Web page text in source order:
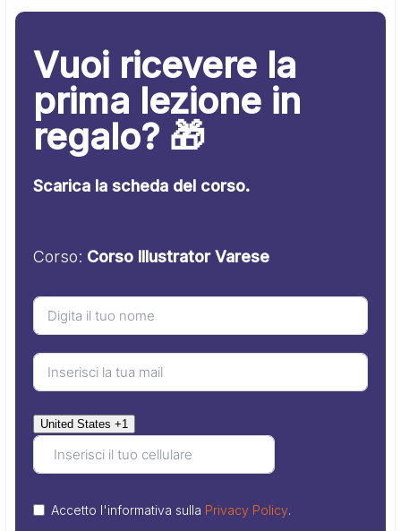
Vuoi ricevere la
prima lezione in
regalo? 🎁
Scarica la scheda del corso.
Corso: Corso Illustrator Varese
United States +1
Accetto l'informativa sulla Privacy Policy.